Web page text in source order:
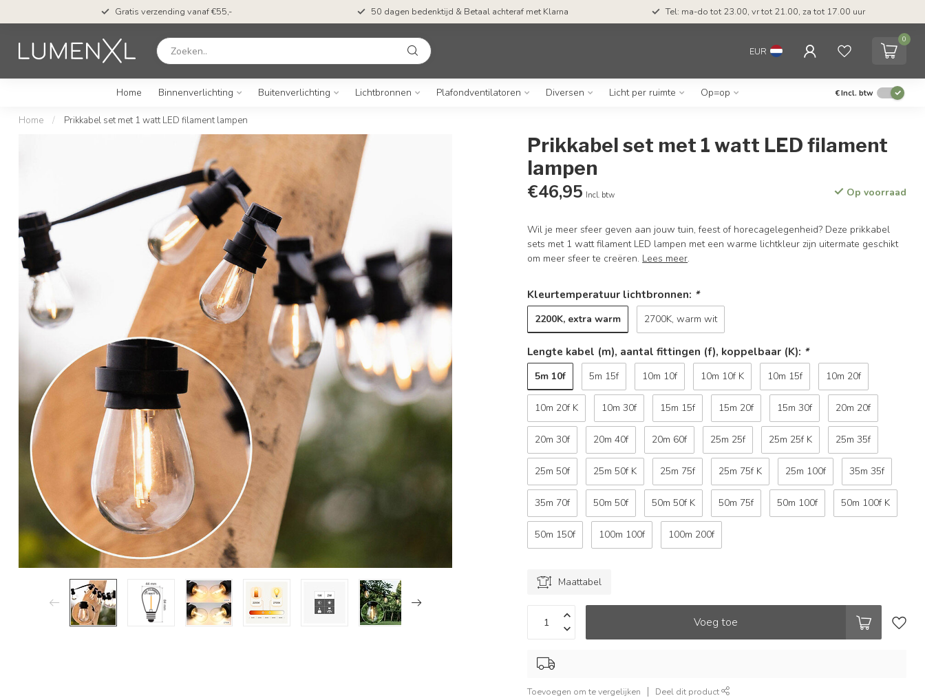
Gratis verzending vanaf €55,- 50 dagen bedenktijd & Betaal achteraf met Klarna Tel: ma-do tot 23.00, vr tot 21.00, za tot 17.00 uur
EUR
0
Home Binnenverlichting Buitenverlichting Lichtbronnen Plafondventilatoren Diversen Licht per ruimte Op=op €Incl. btw
Home / Prikkabel set met 1 watt LED filament lampen
Prikkabel set met 1 watt LED filament
lampen
€46,95 Incl. btw Op voorraad
Wil je meer sfeer geven aan jouw tuin, feest of horecagelegenheid? Deze prikkabel
sets met 1 watt filament LED lampen met een warme lichtkleur zijn uitermate geschikt
om meer sfeer te creëren. Lees meer.
Kleurtemperatuur lichtbronnen: *
2200K, extra warm 2700K, warm wit
Lengte kabel (m), aantal fittingen (f), koppelbaar (K): *
5m 10f 5m 15f 10m 10f 10m 10f K 10m 15f 10m 20f
10m 20f K 10m 30f 15m 15f 15m 20f 15m 30f 20m 20f
20m 30f 20m 40f 20m 60f 25m 25f 25m 25f K 25m 35f
25m 50f 25m 50f K 25m 75f 25m 75f K 25m 100f 35m 35f
35m 70f 50m 50f 50m 50f K 50m 75f 50m 100f 50m 100f K
50m 150f 100m 100f 100m 200f
Maattabel
Voeg toe
Toevoegen om te vergelijken Deel dit product